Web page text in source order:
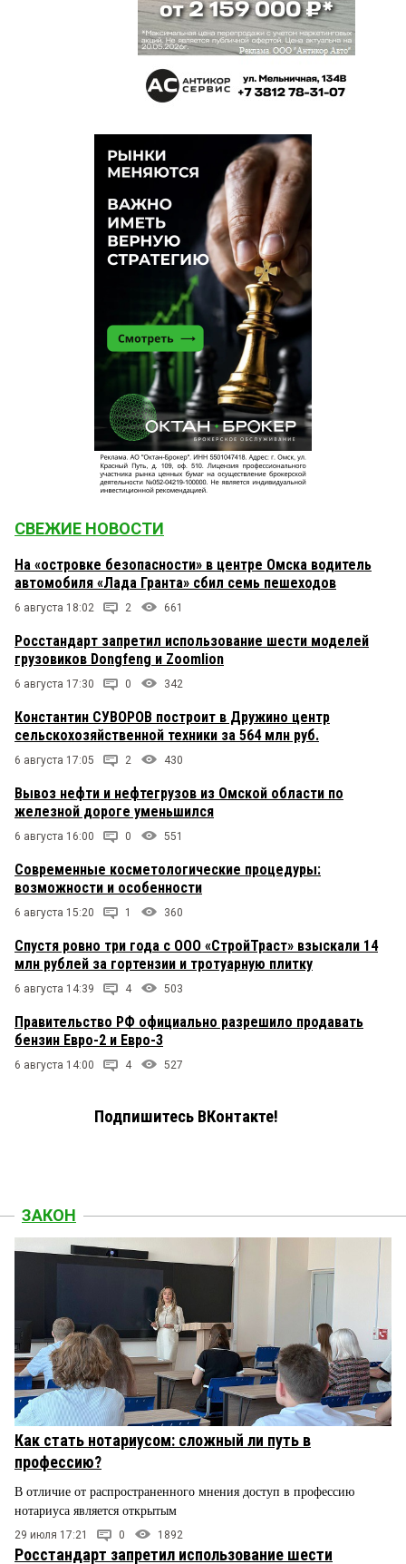
СВЕЖИЕ НОВОСТИ
На «островке безопасности» в центре Омска водитель
автомобиля «Лада Гранта» сбил семь пешеходов
6 августа 18:02 2 661
Росстандарт запретил использование шести моделей
грузовиков Dongfeng и Zoomlion
6 августа 17:30 0 342
Константин СУВОРОВ построит в Дружино центр
сельскохозяйственной техники за 564 млн руб.
6 августа 17:05 2 430
Вывоз нефти и нефтегрузов из Омской области по
железной дороге уменьшился
6 августа 16:00 0 551
Современные косметологические процедуры:
возможности и особенности
6 августа 15:20 1 360
Спустя ровно три года с ООО «СтройТраст» взыскали 14
млн рублей за гортензии и тротуарную плитку
6 августа 14:39 4 503
Правительство РФ официально разрешило продавать
бензин Евро-2 и Евро-3
6 августа 14:00 4 527
Подпишитесь ВКонтакте!
ЗАКОН
Как стать нотариусом: сложный ли путь в
профессию?
В отличие от распространенного мнения доступ в профессию
нотариуса является открытым
29 июля 17:21 0 1892
Росстандарт запретил использование шести